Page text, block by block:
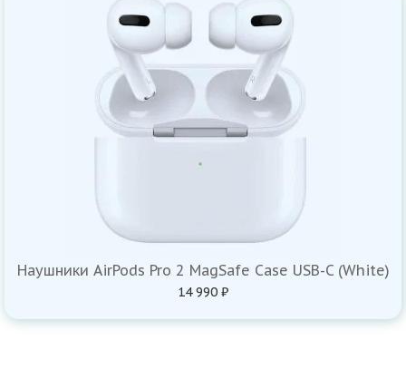
Наушники AirPods Pro 2 MagSafe Case USB-C (White)
14 990 ₽